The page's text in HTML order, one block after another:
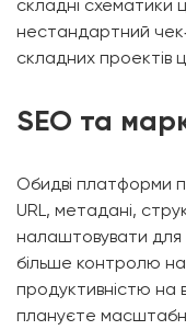
складні схематики
нестандартний
складних проектів
SEO та
Обидві платформи
URL, метадані,
налаштовувати
більше контролю
продуктивністю на
плануєте масштабні